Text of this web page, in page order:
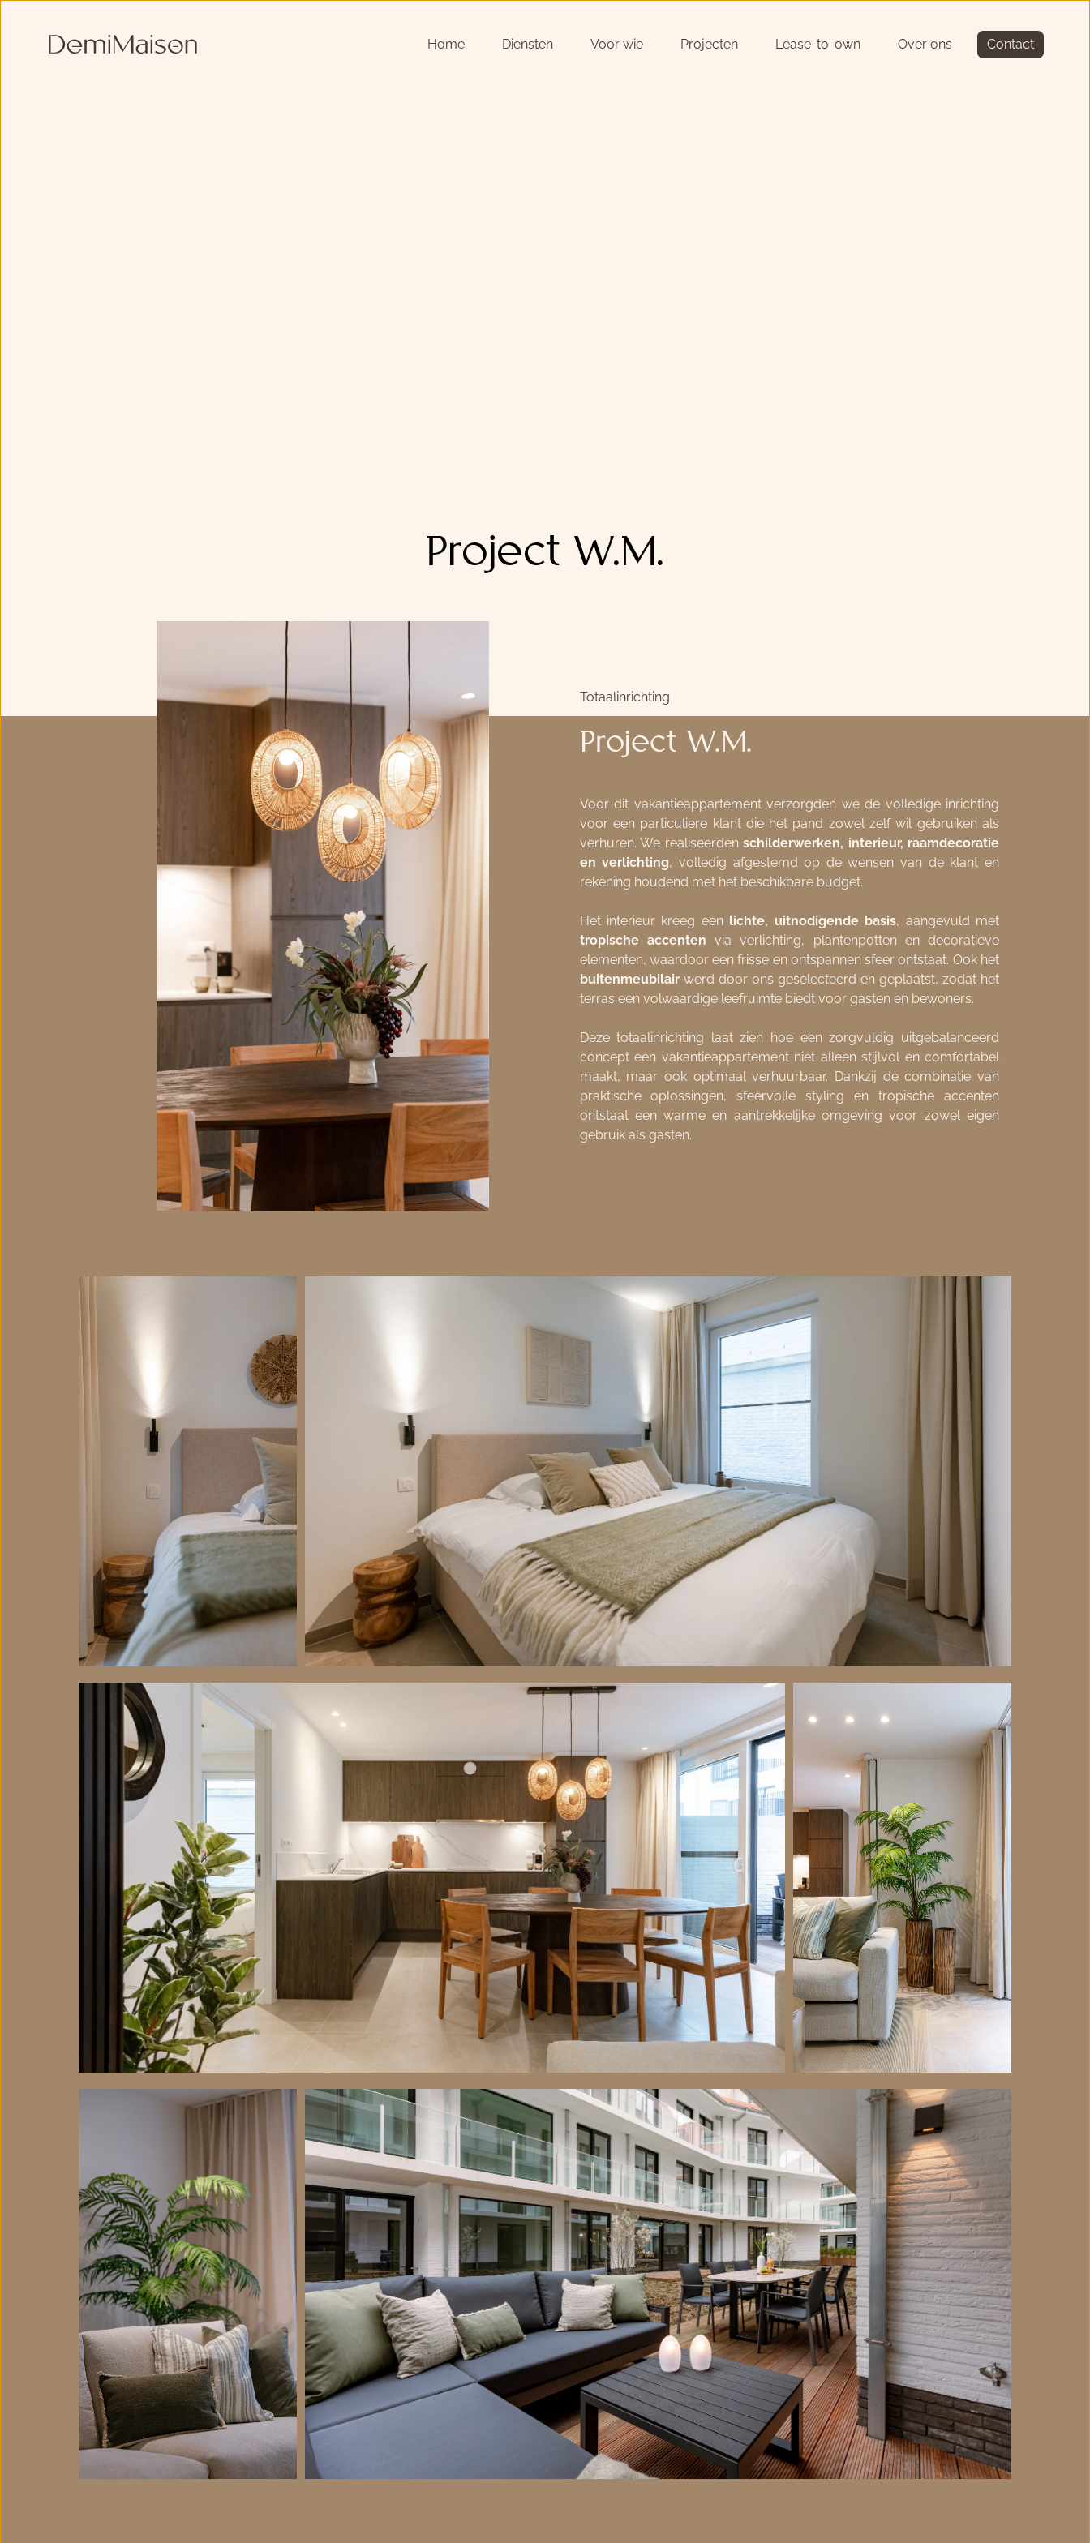
Home Diensten Voor wie Projecten Lease-to-own Over ons Contact
Project W.M.
Totaalinrichting
Project W.M.
Voor dit vakantieappartement verzorgden we de volledige inrichting
voor een particuliere klant die het pand zowel zelf wil gebruiken als
verhuren. We realiseerden schilderwerken, interieur, raamdecoratie
en verlichting, volledig afgestemd op de wensen van de klant en
rekening houdend met het beschikbare budget.
Het interieur kreeg een lichte, uitnodigende basis
tropische accenten via verlichting, plantenpotten en decoratieve
elementen, waardoor een frisse en ontspannen sfeer ontstaat. Ook het
buitenmeubilair werd door ons geselecteerd en geplaatst, zodat het
terras een volwaardige leefruimte biedt voor gasten en bewoners.
Deze totaalinrichting laat zien hoe een zorgvuldig uitgebalanceerd
concept een vakantieappartement niet alleen stijlvol en comfortabel
maakt, maar ook optimaal verhuurbaar. Dankzij de combinatie van
praktische oplossingen, sfeervolle styling en tropische accenten
ontstaat een warme en aantrekkelijke omgeving voor zowel eigen
gebruik als gasten.